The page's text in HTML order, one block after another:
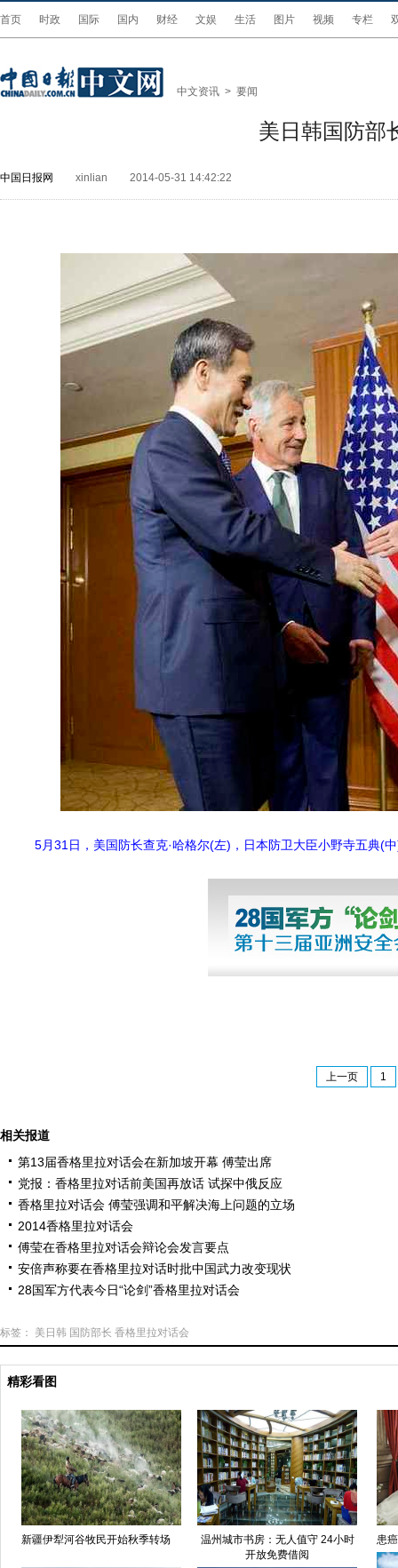
首页 时政 国际 国内 财经 文娱 生活 图片 视频 专栏
中文资讯 > 要闻
美日韩国防部
中国日报网 xinlian 2014-05-31 14:42:22
5月31日， 美国防长查克·哈格尔(左)，日本防卫大臣小野寺五典(
上一页 1
相关报道
第13届香格里拉对话会在新加坡开幕 傅莹出席
党报：香格里拉对话前美国再放话 试探中俄反应
香格里拉对话会 傅莹强调和平解决海上问题的立场
2014香格里拉对话会
傅莹在香格里拉对话会辩论会发言要点
安倍声称要在香格里拉对话时批中国武力改变现状
28国军方代表今日“论剑”香格里拉对话会
标签： 美日韩 国防部长 香格里拉对话会
精彩看图
新疆伊犁河谷牧民开始秋季转场
温州城市书房：无人值守 24小时
开放免费借阅
患